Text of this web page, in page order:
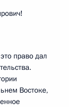
право дал
Востоке,